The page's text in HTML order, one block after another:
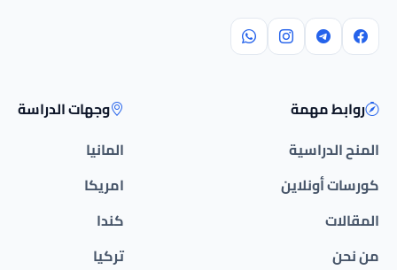
روابط مهمة
المنح الدراسية
كورسات أونلاين
المقالات
من نحن
وجهات الدراسة
المانيا
امريكا
كندا
تركيا